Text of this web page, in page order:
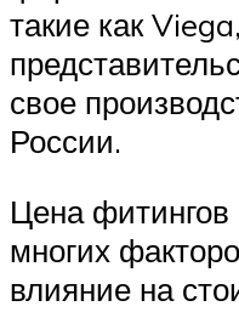
такие как
свое
России.
Цена фитингов
многих
влияние на